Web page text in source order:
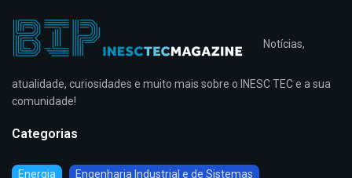
Notícias,
atualidade, curiosidades e muito mais sobre o INESC TEC e a sua
comunidade!
Categorias
Energia Engenharia Industrial e de Sistemas